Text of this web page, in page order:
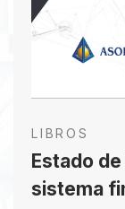
LIBROS
Estado
sistema